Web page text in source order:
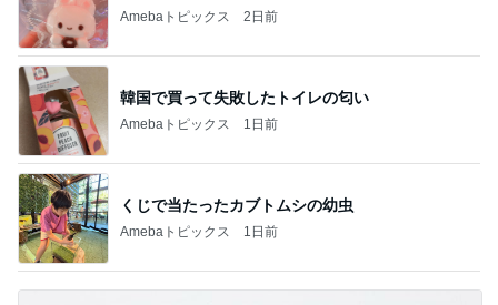
Amebaトピックス 2日前
韓国で買って失敗したトイレの匂い
Amebaトピックス 1日前
くじで当たったカブトムシの幼虫
Amebaトピックス 1日前